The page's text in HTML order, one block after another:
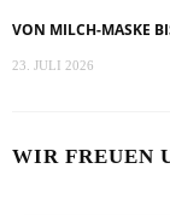
VON MILCH-MASKE
23. JULI 2026
WIR FREUEN